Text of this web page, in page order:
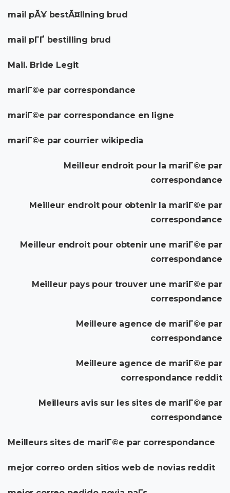
mail pÃ¥ bestÃ¤llning brud
mail pГҐ bestilling brud
Mail. Bride Legit
mariГ©e par correspondance
mariГ©e par correspondance en ligne
mariГ©e par courrier wikipedia
Meilleur endroit pour la mariГ©e par
correspondance
Meilleur endroit pour obtenir la mariГ©e par
correspondance
Meilleur endroit pour obtenir une mariГ©e par
correspondance
Meilleur pays pour trouver une mariГ©e par
correspondance
Meilleure agence de mariГ©e par
correspondance
Meilleure agence de mariГ©e par
correspondance reddit
Meilleurs avis sur les sites de mariГ©e par
correspondance
Meilleurs sites de mariГ©e par correspondance
mejor correo orden sitios web de novias reddit